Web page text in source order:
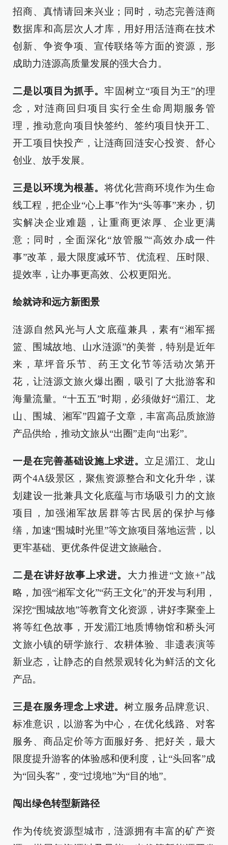
招商、真情请回来兴业；同时，动态完善涟商
数据库和高层次人才库，用好用活涟商在技术
创新、争资争项、宣传联络等方面的资源，形
成助力涟源高质量发展的强大合力。
二是以项目为抓手。牢固树立“项目为王”的理
念，对涟商回归项目实行全生命周期服务管
理，推动意向项目快签约、签约项目快开工、
开工项目快投产，让涟商回涟安心投资、舒心
创业、放手发展。
三是以环境为根基。 将优化营商环境作为生命
线工程，把企业“心上事”作为“头等事”来办，切
实解决企业难题，让重商更浓厚、企业更满
意；同时，全面深化“放管服”“高效办成一件
事”改革，最大限度减环节、优流程、压时限、
提效率，让办事更高效、公权更阳光。
绘就诗和远方新图景
涟源自然风光与人文底蕴兼具，素有“湘军摇
篮、围城故地、山水涟源”的美誉，特别是近年
来，草坪音乐节、药王文化节等活动次第开
花，让涟源文旅火爆出圈，吸引了大批游客和
海量流量。“十五五”时期，必须做好“湄江、龙
山、围城、湘军”四篇子文章，丰富高品质旅游
产品供给，推动文旅从“出圈”走向“出彩”。
一是在完善基础设施上求进。 立足湄江、龙山
两个4A级景区，聚焦资源整合和文化升华，谋
划建设一批兼具文化底蕴与市场吸引力的文旅
项目，加强湘军故居群等古民居的保护与修
缮，加速“围城时光里”等文旅项目落地运营，以
更牢基础、更优条件促进文旅融合。
二是在讲好故事上求进。 大力推进“文旅+”战
略，加强“湘军文化”“药王文化”的开发与利用，
深挖“围城故地”等教育文化资源，讲好李聚奎上
将等红色故事，开发湄江地质博物馆和桥头河
文旅小镇的研学旅行、农耕体验、非遗表演等
新业态，让静态的自然景观转化为鲜活的文化
产品。
三是在服务理念上求进。树立服务品牌意识、
标准意识，以游客为中心，在优化线路、对客
服务、商品定价等方面服好务、把好关，最大
限度提升游客的体验感和便利度，让“头回客”成
为“回头客”，变“过境地”为“目的地”。
闯出绿色转型新路径
作为传统资源型城市，涟源拥有丰富的矿产资